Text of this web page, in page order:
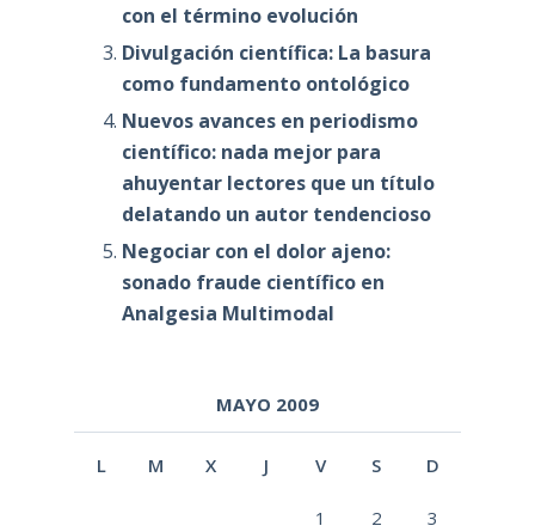
con el término evolución
Divulgación científica: La basura
como fundamento ontológico
Nuevos avances en periodismo
científico: nada mejor para
ahuyentar lectores que un título
delatando un autor tendencioso
Negociar con el dolor ajeno:
sonado fraude científico en
Analgesia Multimodal
MAYO 2009
L M X J V S D
1 2 3